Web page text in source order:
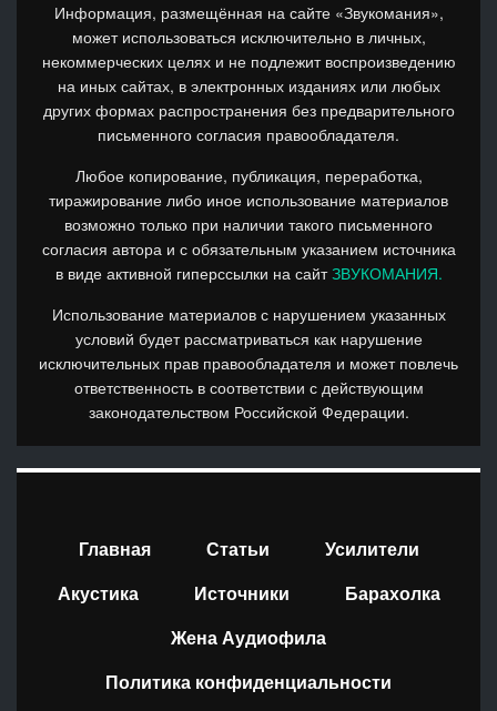
Информация, размещённая на сайте «Звукомания»,
может использоваться исключительно в личных,
некоммерческих целях и не подлежит воспроизведению
на иных сайтах, в электронных изданиях или любых
других формах распространения без предварительного
письменного согласия правообладателя.
Любое копирование, публикация, переработка,
тиражирование либо иное использование материалов
возможно только при наличии такого письменного
согласия автора и с обязательным указанием источника
в виде активной гиперссылки на сайтЗВУКОМАНИЯ.
Использование материалов с нарушением указанных
условий будет рассматриваться как нарушение
исключительных прав правообладателя и может повлечь
ответственность в соответствии с действующим
законодательством Российской Федерации.
Главная Статьи
Усилители
Акустика
Источники
Барахолка
Жена Аудиофила
Политика конфиденциальности